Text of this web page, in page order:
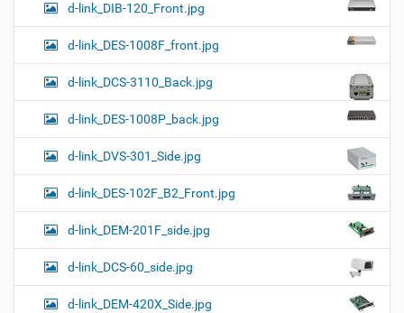
d-link_DIB-120_Front.jpg
d-link_DES-1008F_front.jpg
d-link_DCS-3110_Back.jpg
d-link_DES-1008P_back.jpg
d-link_DVS-301_Side.jpg
d-link_DES-102F_B2_Front.jpg
d-link_DEM-201F_side.jpg
d-link_DCS-60_side.jpg
d-link_DEM-420X_Side.jpg